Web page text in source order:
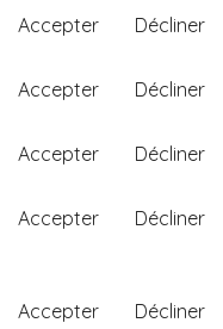
Accepter Décliner
Accepter Décliner
Accepter Décliner
Accepter Décliner
Accepter Décliner